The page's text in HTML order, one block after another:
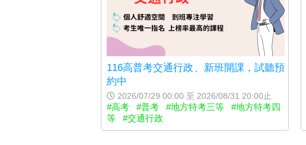
116高普考交通行政、新班開課，試聽預
約中
2026/07/29 00:00 至 2026/08/31 20:00止
#高考 #普考 #地方特考三等
#地方特考四
等
#交通行政